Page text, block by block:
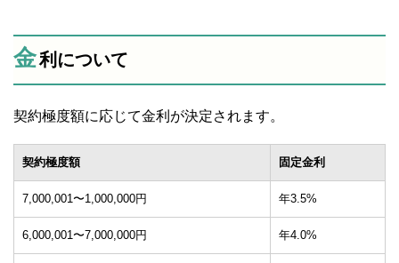
金利について
契約極度額に応じて金利が決定されます。
契約極度額 固定金利
7,000,001〜1,000,000円 年3.5%
6,000,001〜7,000,000円 年4.0%